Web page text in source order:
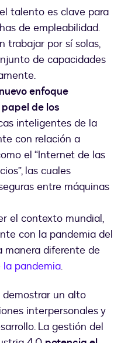
talento es clave para
de empleabilidad.
trabajar por sí solas,
de capacidades
nuevo enfoque
de los
inteligentes de la
con relación a
el “Internet de las
las cuales
entre máquinas
el contexto mundial,
con la pandemia del
manera diferente de
pandemia.
un alto
interpersonales y
La gestión del